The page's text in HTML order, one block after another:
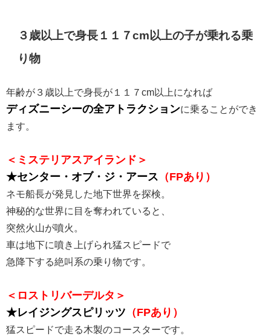
３歳以上で身長１１７cm以上の子が乗れる乗
り物
年齢が３歳以上で身長が１１７cm以上になれば
ディズニーシーの全アトラクションに乗ることができ
ます。
＜ミステリアスアイランド＞
★センター・オブ・ジ・アース
（FPあり）
ネモ船長が発見した地下世界を探検。
神秘的な世界に目を奪われていると、
突然火山が噴火。
車は地下に噴き上げられ猛スピードで
急降下する絶叫系の乗り物です。
＜ロストリバーデルタ＞
★レイジングスピリッツ （FPあり）
猛スピードで走る木製のコースターです。